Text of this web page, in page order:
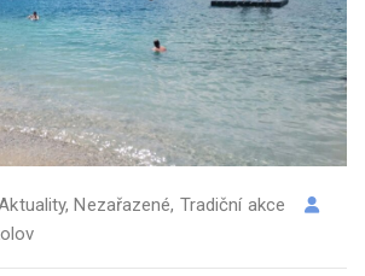
,Nezařazené, Tradiční akce